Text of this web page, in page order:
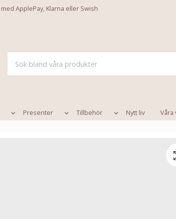
ApplePay, Klarna eller Swish
Presenter Tillbehör Nytt liv Våra